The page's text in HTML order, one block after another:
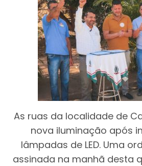
As ruas da localidade de
nova iluminação após
lâmpadas de LED. Uma
assinada na manhã desta